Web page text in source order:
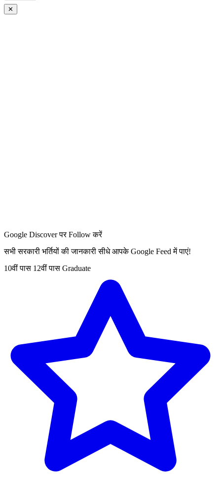
✕
Google Discover पर Follow करें
सभी सरकारी भर्तियों की जानकारी सीधे आपके Google Feed में पाएं!
10वीं पास 12वीं पास Graduate